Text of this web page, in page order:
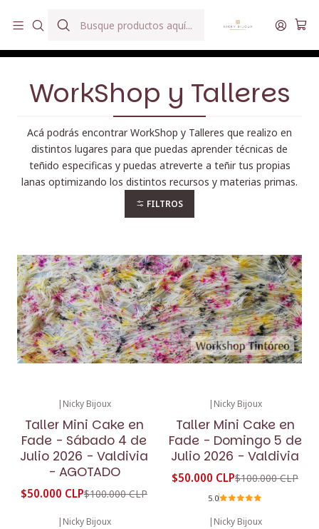
WorkShop y Talleres
Acá podrás encontrar WorkShop y Talleres que realizo en
distintos lugares para que puedas aprender técnicas de
teñido especificas y puedas atreverte a teñir tus propias
lanas optimizando los distintos recursos y materias primas.
FILTROS
No disponible
| Nicky Bijoux
Taller Mini Cake en
Fade - Sábado 4 de
Julio 2026 - Valdivia
- AGOTADO
$50.000 CLP$100.000 CLP
| Nicky Bijoux
Taller Mini Cake en
Fade - Domingo 5 de
Julio 2026 - Valdivia
$50.000 CLP$100.000 CLP
5.0
| Nicky Bijoux | Nicky Bijoux